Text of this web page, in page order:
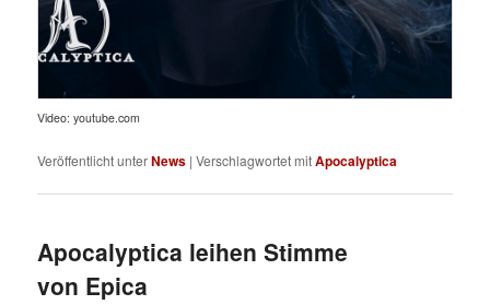
Video: youtube.com
Veröffentlicht unterNews |Verschlagwortet mitApocalyptica
Apocalyptica leihen Stimme
von Epica